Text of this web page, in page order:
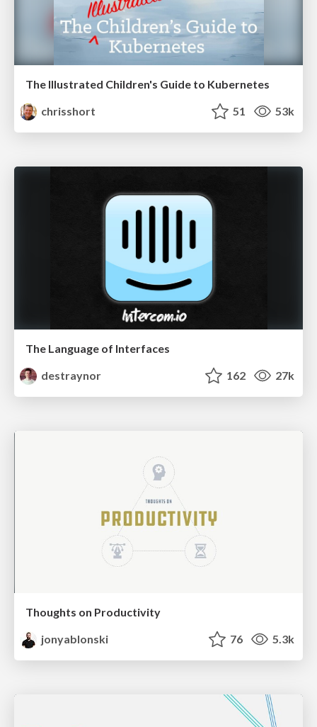
The Illustrated Children's Guide to Kubernetes
chrisshort
51 53k
The Language of Interfaces
destraynor
162 27k
Thoughts on Productivity
jonyablonski
76 5.3k